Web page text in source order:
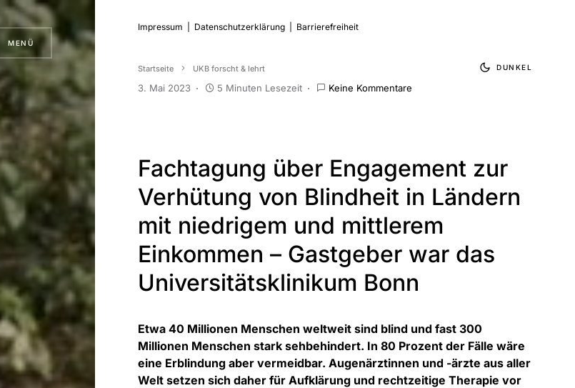
MENÜ
Impressum Datenschutzerklärung Barrierefreiheit
Startseite UKB forscht & lehrt
3. Mai 2023 5 Minuten Lesezeit Keine Kommentare
DUNKEL
Fachtagung über Engagement zur
Verhütung von Blindheit in Ländern
mit niedrigem und mittlerem
Einkommen – Gastgeber war das
Universitätsklinikum Bonn
Etwa 40 Millionen Menschen weltweit sind blind und fast 300
Millionen Menschen stark sehbehindert. In 80 Prozent der Fälle wäre
eine Erblindung aber vermeidbar. Augenärztinnen und -ärzte aus aller
Welt setzen sich daher für Aufklärung und rechtzeitige Therapie vor